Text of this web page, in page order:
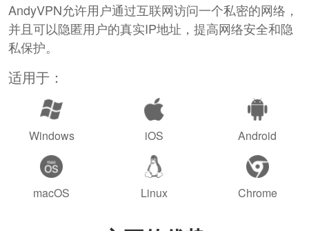
AndyVPN允许用户通过互联网访问一个私密的网络，
并且可以隐匿用户的真实IP地址，提高网络安全和隐
私保护。
适用于：
Windows iOS Android
macOS Linux Chrome